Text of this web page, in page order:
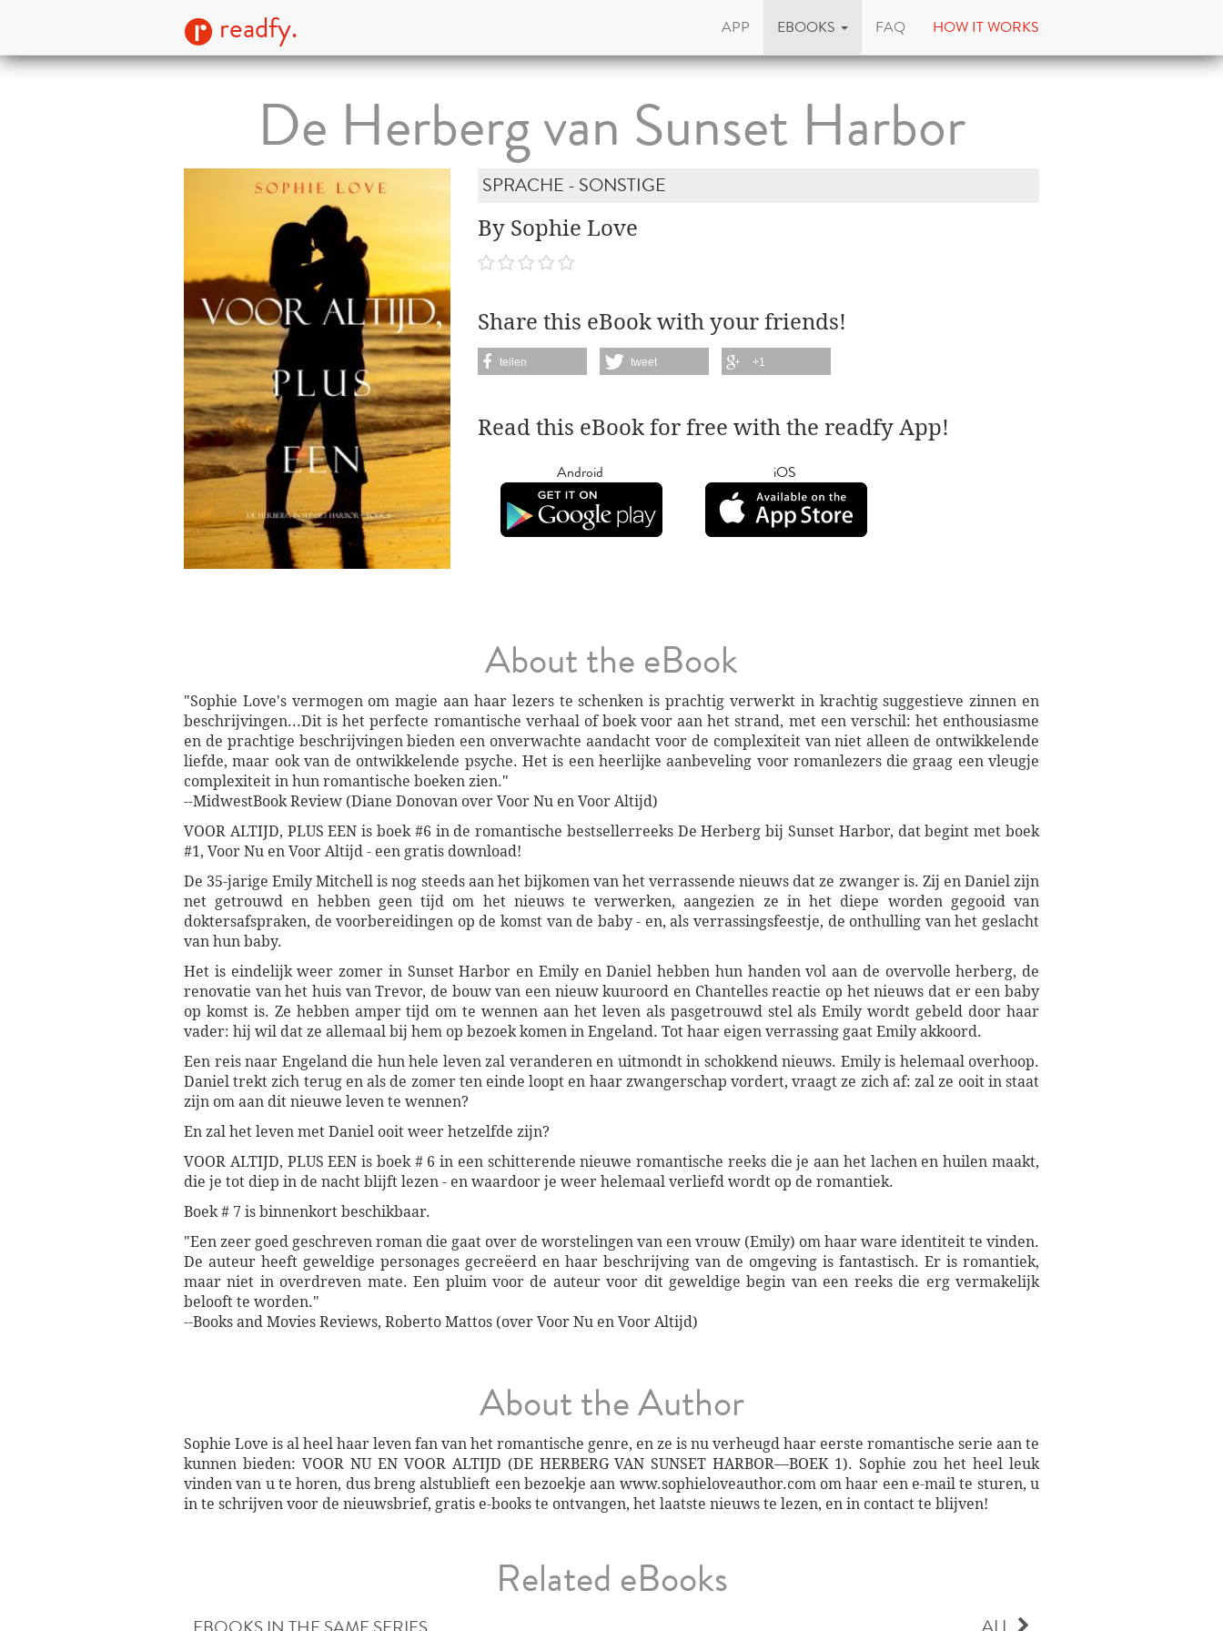
readfy. APP EBOOKS FAQ HOW IT WORKS
De Herberg van Sunset Harbor
SPRACHE - SONSTIGE
By Sophie Love
Share this eBook with your friends!
teilen tweet +1
Read this eBook for free with the readfy App!
Android iOS
About the eBook
"Sophie Love's vermogen om magie aan haar lezers te schenken is prachtig verwerkt in krachtig suggestieve zinnen en
beschrijvingen...Dit is het perfecte romantische verhaal of boek voor aan het strand, met een verschil: het enthousiasme
en de prachtige beschrijvingen bieden een onverwachte aandacht voor de complexiteit van niet alleen de ontwikkelende
liefde, maar ook van de ontwikkelende psyche. Het is een heerlijke aanbeveling voor romanlezers die graag een vleugje
complexiteit in hun romantische boeken zien."
--MidwestBook Review (Diane Donovan over Voor Nu en Voor Altijd)
VOOR ALTIJD, PLUS EEN is boek #6 in de romantische bestsellerreeks De Herberg bij Sunset Harbor, dat begint met boek
#1, Voor Nu en Voor Altijd - een gratis download!
De 35-jarige Emily Mitchell is nog steeds aan het bijkomen van het verrassende nieuws dat ze zwanger is. Zij en Daniel zijn
net getrouwd en hebben geen tijd om het nieuws te verwerken, aangezien ze in het diepe worden gegooid van
doktersafspraken, de voorbereidingen op de komst van de baby - en, als verrassingsfeestje, de onthulling van het geslacht
van hun baby.
Het is eindelijk weer zomer in Sunset Harbor en Emily en Daniel hebben hun handen vol aan de overvolle herberg, de
renovatie van het huis van Trevor, de bouw van een nieuw kuuroord en Chantelles reactie op het nieuws dat er een baby
op komst is. Ze hebben amper tijd om te wennen aan het leven als pasgetrouwd stel als Emily wordt gebeld door haar
vader: hij wil dat ze allemaal bij hem op bezoek komen in Engeland. Tot haar eigen verrassing gaat Emily akkoord.
Een reis naar Engeland die hun hele leven zal veranderen en uitmondt in schokkend nieuws. Emily is helemaal overhoop.
Daniel trekt zich terug en als de zomer ten einde loopt en haar zwangerschap vordert, vraagt ze zich af: zal ze ooit in staat
zijn om aan dit nieuwe leven te wennen?
En zal het leven met Daniel ooit weer hetzelfde zijn?
VOOR ALTIJD, PLUS EEN is boek # 6 in een schitterende nieuwe romantische reeks die je aan het lachen en huilen maakt,
die je tot diep in de nacht blijft lezen - en waardoor je weer helemaal verliefd wordt op de romantiek.
Boek # 7 is binnenkort beschikbaar.
"Een zeer goed geschreven roman die gaat over de worstelingen van een vrouw (Emily) om haar ware identiteit te vinden.
De auteur heeft geweldige personages gecreëerd en haar beschrijving van de omgeving is fantastisch. Er is romantiek,
maar niet in overdreven mate. Een pluim voor de auteur voor dit geweldige begin van een reeks die erg vermakelijk
belooft te worden."
--Books and Movies Reviews, Roberto Mattos (over Voor Nu en Voor Altijd)
About the Author
Sophie Love is al heel haar leven fan van het romantische genre, en ze is nu verheugd haar eerste romantische serie aan te
kunnen bieden: VOOR NU EN VOOR ALTIJD (DE HERBERG VAN SUNSET HARBOR—BOEK 1). Sophie zou het heel leuk
vinden van u te horen, dus breng alstublieft een bezoekje aan www.sophieloveauthor.com om haar een e-mail te sturen, u
in te schrijven voor de nieuwsbrief, gratis e-books te ontvangen, het laatste nieuws te lezen, en in contact te blijven!
Related eBooks
ALL